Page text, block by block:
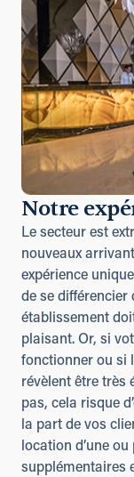
Notre
Le secteur est
nouveaux
expérience
de se différencier
établissement
plaisant. Or, si
fonctionner ou si
révèlent être très
pas, cela risque
la part de vos
location d’une
supplémentaires